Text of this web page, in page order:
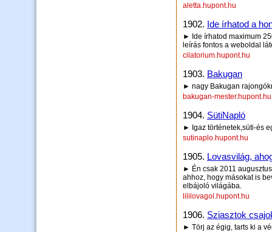
aletta.hupont.hu
1902. Ide írhatod a
► Ide írhatod maximum
leírás fontos a weboldal
cilatorium.hupont.hu
1903. Bakugan
► nagy Bakugan
bakugan-mester.hupont.hu
1904. SütiNapló
► Igaz történetek,süti-és
sutinaplo.hupont.hu
1905. Lovasvilág,
► Én csak 2011
ahhoz, hogy másokat is
elbájoló világába.
lililovagol.hupont.hu
1906. Sziasztok
► Törj az égig, tarts ki a